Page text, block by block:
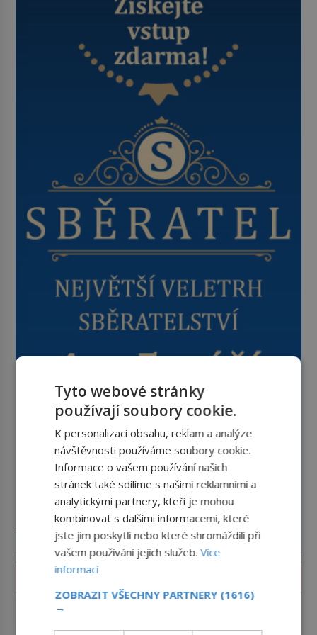
LIFESTYLE
Feng šuej: Tajemství prostoru,
Tyto webové stránky
používají soubory cookie.
K personalizaci obsahu, reklam a analýze
návštěvnosti používáme soubory cookie.
Informace o vašem používání našich
stránek také sdílíme s našimi reklamními a
analytickými partnery, kteří je mohou
kombinovat s dalšími informacemi, které
jste jim poskytli nebo které shromáždili při
vašem používání jejich služeb.Více
informací
ZOBRAZIT VŠECHNY PARTNERY (1616)
→